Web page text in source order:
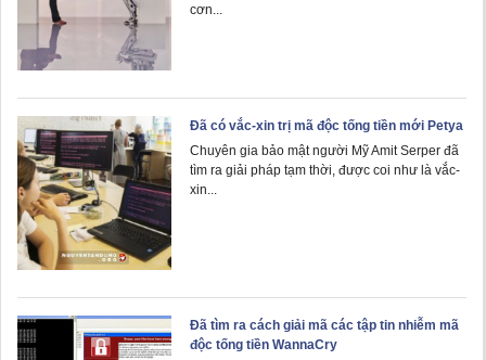
cơn...
Đã có vắc-xin trị mã độc tống tiền mới Petya
Chuyên gia bảo mật người Mỹ Amit Serper đã
tìm ra giải pháp tạm thời, được coi như là vắc-
xin...
Đã tìm ra cách giải mã các tập tin nhiễm mã
độc tống tiền WannaCry